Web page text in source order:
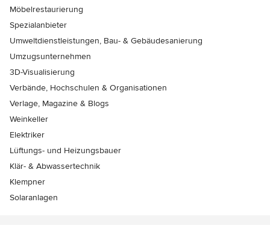
Möbelrestaurierung
Spezialanbieter
Umweltdienstleistungen, Bau- & Gebäudesanierung
Umzugsunternehmen
3D-Visualisierung
Verbände, Hochschulen & Organisationen
Verlage, Magazine & Blogs
Weinkeller
Elektriker
Lüftungs- und Heizungsbauer
Klär- & Abwassertechnik
Klempner
Solaranlagen